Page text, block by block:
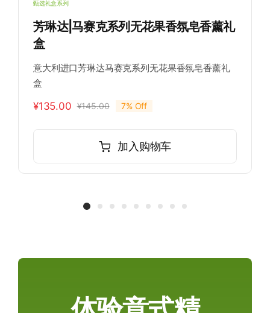
甄选礼盒系列
芳琳达|马赛克系列无花果香氛皂香薰礼
盒
意大利进口芳琳达马赛克系列无花果香氛皂香薰礼
盒
¥145.00
¥135.00 7% Off
加入购物车